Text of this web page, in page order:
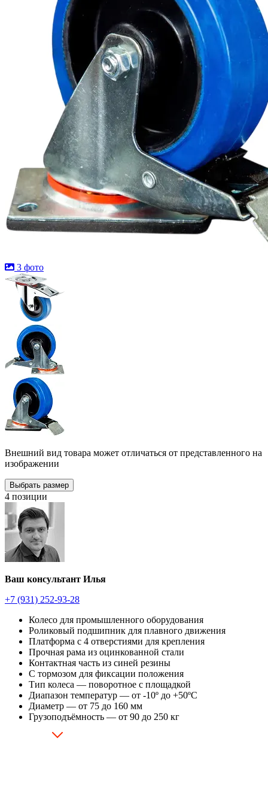
3 фото
Внешний вид товара может отличаться от представленного на
изображении
Выбрать размер
4 позиции
Ваш консультант Илья
+7 (931) 252-93-28
Колесо для промышленного оборудования
Роликовый подшипник для плавного движения
Платформа с 4 отверстиями для крепления
Прочная рама из оцинкованной стали
Контактная часть из синей резины
С тормозом для фиксации положения
Тип колеса — поворотное с площадкой
Диапазон температур — от -10º до +50ºC
Диаметр — от 75 до 160 мм
Грузоподъёмность — от 90 до 250 кг